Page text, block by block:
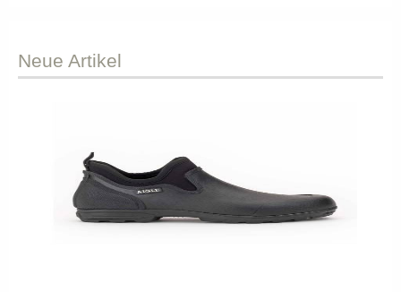
Neue Artikel